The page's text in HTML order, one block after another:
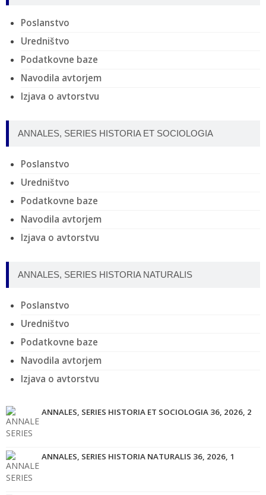
Poslanstvo
Uredništvo
Podatkovne baze
Navodila avtorjem
Izjava o avtorstvu
ANNALES, SERIES HISTORIA ET SOCIOLOGIA
Poslanstvo
Uredništvo
Podatkovne baze
Navodila avtorjem
Izjava o avtorstvu
ANNALES, SERIES HISTORIA NATURALIS
Poslanstvo
Uredništvo
Podatkovne baze
Navodila avtorjem
Izjava o avtorstvu
ANNALES, SERIES HISTORIA ET SOCIOLOGIA 36, 2026, 2
ANNALES, SERIES HISTORIA NATURALIS 36, 2026, 1